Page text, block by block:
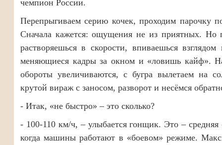
чемпион России.
Перепрыгиваем серию кочек, проходим парочку
Сначала кажется: ощущения не из приятных. Но
растворяешься в скорости, впиваешься
меняющиеся кадры за окном и «ловишь кайф».
обороты увеличиваются, с бугра вылетаем на
крутой вираж с заносом, разворот и несёмся
- Итак, «не быстро» – это сколько?
- 100-110 км/ч, – улыбается гонщик. Это – средняя
когда машины работают в «боевом» режиме.